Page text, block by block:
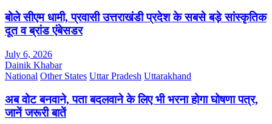
बोले सीएम धामी, प्रवासी उत्तराखंडी प्रदेश के सबसे बड़े सांस्कृतिक
दूत व ब्रांड एंबेसडर
July 6, 2026
Dainik Khabar
National Other States Uttar Pradesh Uttarakhand
अब वोट बनवाने, पता बदलवाने के लिए भी भरना होगा घोषणा पत्र,
जानें जरूरी बातें